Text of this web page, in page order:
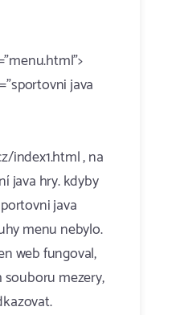
java
index1.html , na
java hry. kdyby
java
menu nebylo.
web fungoval,
souboru mezery,